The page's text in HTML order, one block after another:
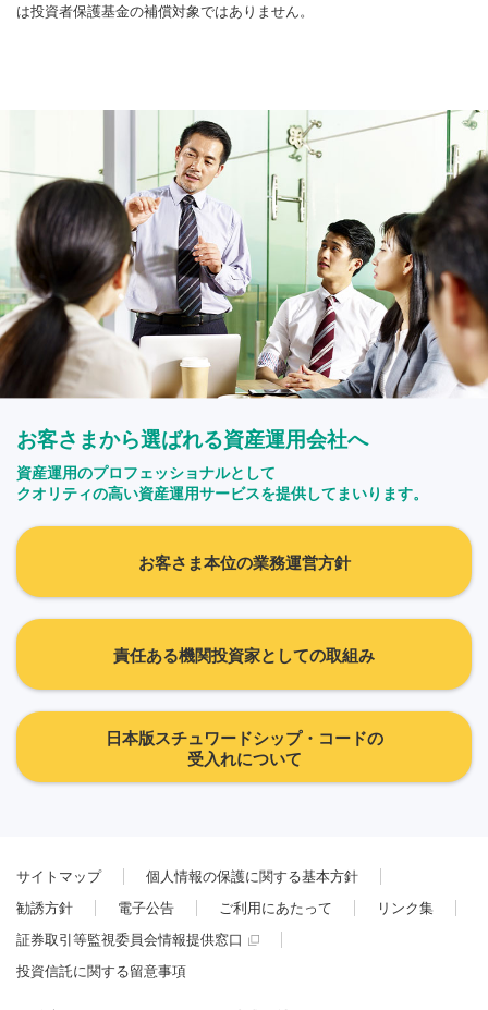
は投資者保護基金の補償対象ではありません。
お客さまから選ばれる資産運用会社へ
資産運用のプロフェッショナルとして
クオリティの高い資産運用サービスを提供してまいります。
お客さま本位の業務運営方針
責任ある機関投資家としての取組み
日本版スチュワードシップ・コードの
受入れについて
サイトマップ
個人情報の保護に関する基本方針
勧誘方針
電子公告 ご利用にあたって
リンク集
証券取引等監視委員会情報提供窓口
投資信託に関する留意事項